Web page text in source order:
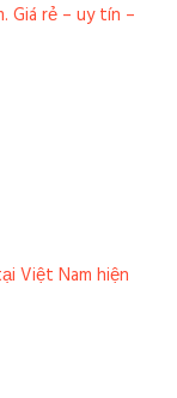
Giá rẻ – uy tín –
Việt Nam hiện